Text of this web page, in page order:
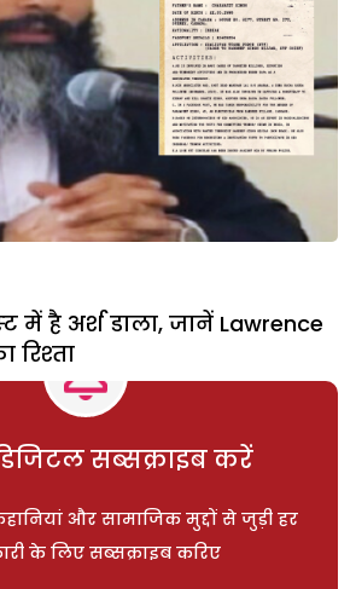
में है अर्श डाला, जानें Lawrence
रिश्‍ता
सब्सक्राइब करें
और सामाजिक मुद्दों से जुड़ी हर
के लिए सब्सक्राइब करिए